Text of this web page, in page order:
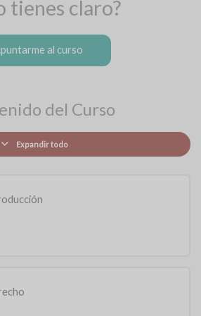
tienes claro?
al curso
del Curso
Expandir todo